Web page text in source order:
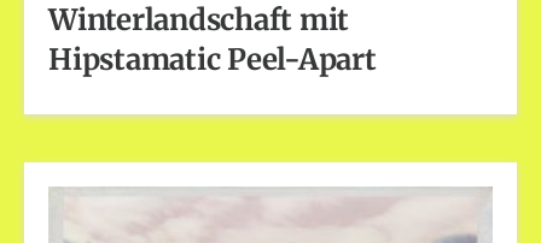
Winterlandschaft mit
Hipstamatic Peel-Apart